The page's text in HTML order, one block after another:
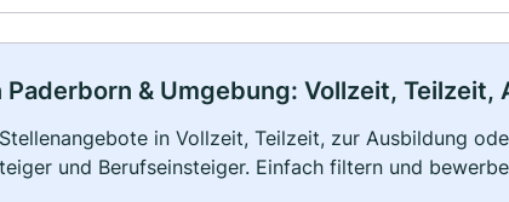
Paderborn & Umgebung: Vollzeit, Teilzeit,
in Vollzeit, Teilzeit, zur Ausbildung
und Berufseinsteiger. Einfach filtern und